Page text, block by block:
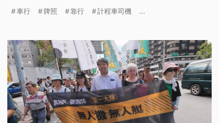
更動的縣市特許車額管制，透過組織化管理落實資訊
利生態。
車行 牌照 靠行 計程車司機 ...